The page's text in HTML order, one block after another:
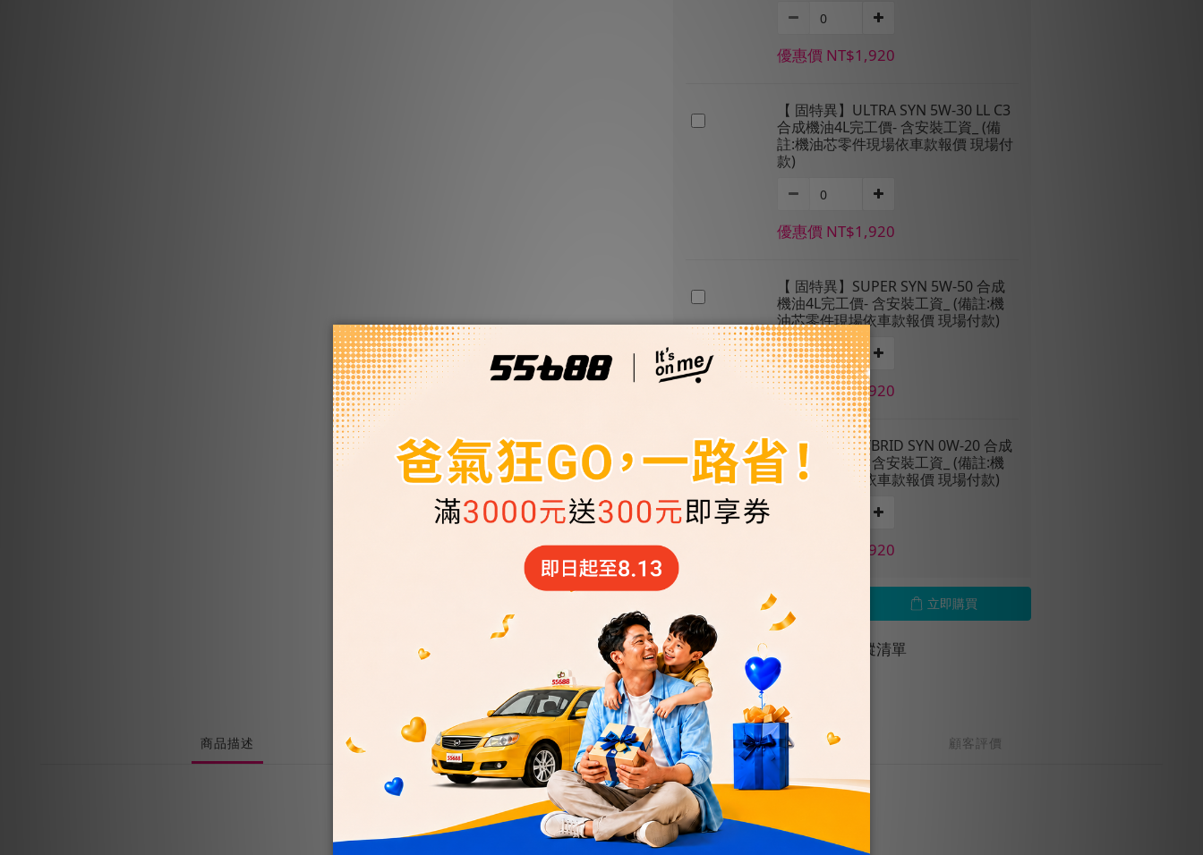
優惠價 NT$1,920
【 固特異】ULTRA SYN 5W-30 LL C3
合成機油4L完工價- 含安裝工資_ (備
註:機油芯零件現場依車款報價 現場付
款)
優惠價 NT$1,920
【 固特異】SUPER SYN 5W-50 合成
機油4L完工價- 含安裝工資_ (備註:機
油芯零件現場依車款報價 現場付款)
優惠價 NT$1,920
【 固特異】HYBRID SYN 0W-20 合成
機油4L完工價- 含安裝工資_ (備註:機
油芯零件現場依車款報價 現場付款)
優惠價 NT$1,920
加入購物車 立即購買
加入追蹤清單
商品描述 送貨及付款方式 顧客評價
商品描述